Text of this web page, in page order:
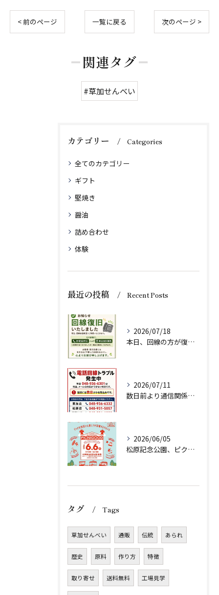
< 前のページ 一覧に戻る 次のページ >
関連タグ
#草加せんべい
カテゴリー Categories
全てのカテゴリー
ギフト
堅焼き
醤油
詰め合わせ
体験
最近の投稿 Recent Posts
2026/07/18
本日、回線の方が復旧いたしましたのでお知らせいたします。
2026/07/11
数日前より通信関係の調子が悪く、ネット注文、メールでのお問い...
2026/06/05
松原記念公園、ピクニグッド様に初出店させていただきます！
タグ Tags
草加せんべい 通販 伝統 あられ
歴史 原料 作り方 特徴
取り寄せ 送料無料 工場見学